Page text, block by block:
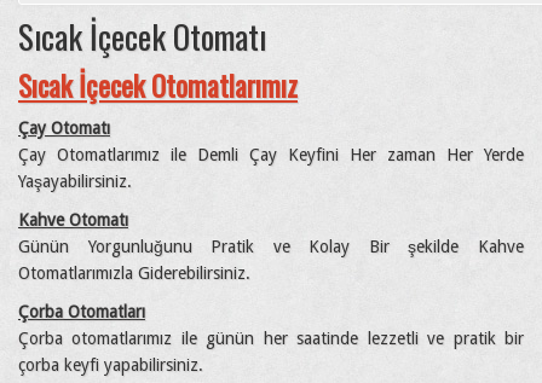
Sıcak İçecek Otomatı
Sıcak İçecek Otomatlarımız
Çay Otomatı
Çay Otomatlarımız ile Demli Çay Keyfini Her zaman Her Yerde
Yaşayabilirsiniz.
Kahve Otomatı
Günün Yorgunluğunu Pratik ve Kolay Bir şekilde Kahve
Otomatlarımızla Giderebilirsiniz.
Çorba Otomatları
Çorba otomatlarımız ile günün her saatinde lezzetli ve pratik bir
çorba keyfi yapabilirsiniz.